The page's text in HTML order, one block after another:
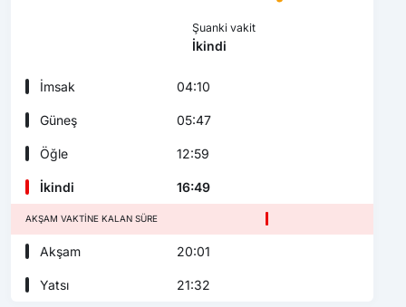
Şuanki vakit
İkindi
İmsak 04:10
Güneş 05:47
Öğle 12:59
İkindi 16:49
AKŞAM VAKTINE KALAN SÜRE
Akşam 20:01
Yatsı 21:32